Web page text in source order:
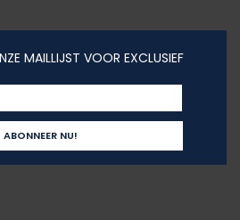
MAILLIJST VOOR EXCLUSIEF